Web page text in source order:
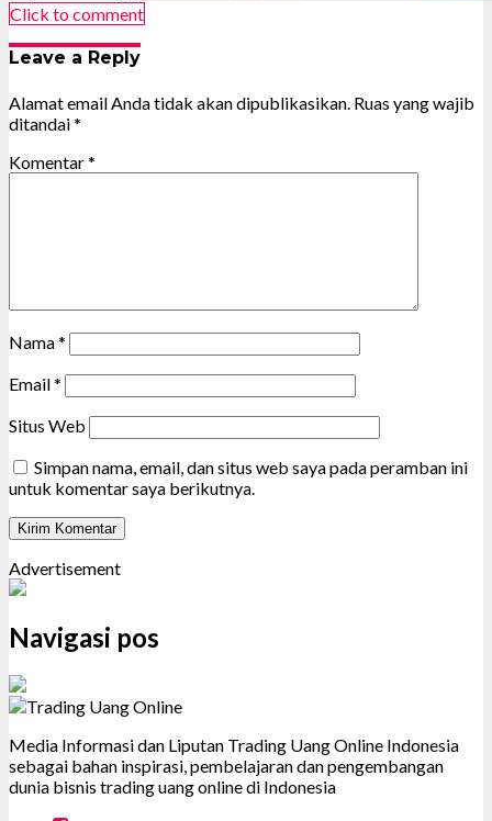
Click to comment
Leave a Reply
Alamat email Anda tidak akan dipublikasikan. Ruas yang wajib
ditandai*
Komentar*
Nama*
Email*
Situs Web
Simpan nama, email, dan situs web saya pada peramban ini
untuk komentar saya berikutnya.
Advertisement
Navigasi pos
Media Informasi dan Liputan Trading Uang Online Indonesia
sebagai bahan inspirasi, pembelajaran dan pengembangan
dunia bisnis trading uang online di Indonesia